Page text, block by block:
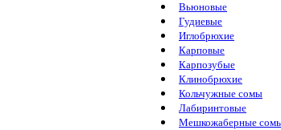
Вьюновые
Гудиевые
Иглобрюхие
Карповые
Карпозубые
Клинобрюхие
Кольчужные сомы
Лабиринтовые
Мешкожаберные